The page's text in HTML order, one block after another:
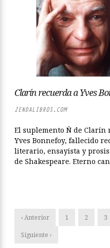
Clarín recuerda a Yves
ZENDALIBROS.COM
El suplemento Ñ de Clarín
Yves Bonnefoy, fallecido
literario, ensayista y
de Shakespeare. Eterno
‹ Anterior 1 2 3
Siguiente ›